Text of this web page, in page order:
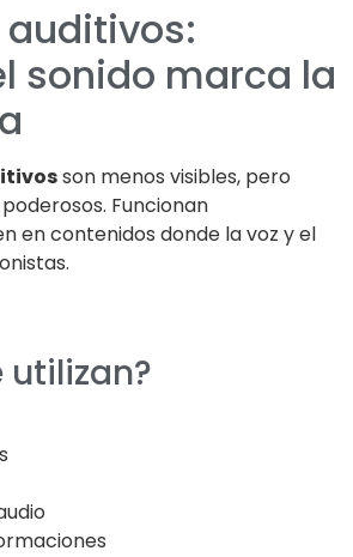
sonido marca la
son menos visibles, pero
Funcionan
en contenidos donde la voz y el
utilizan?